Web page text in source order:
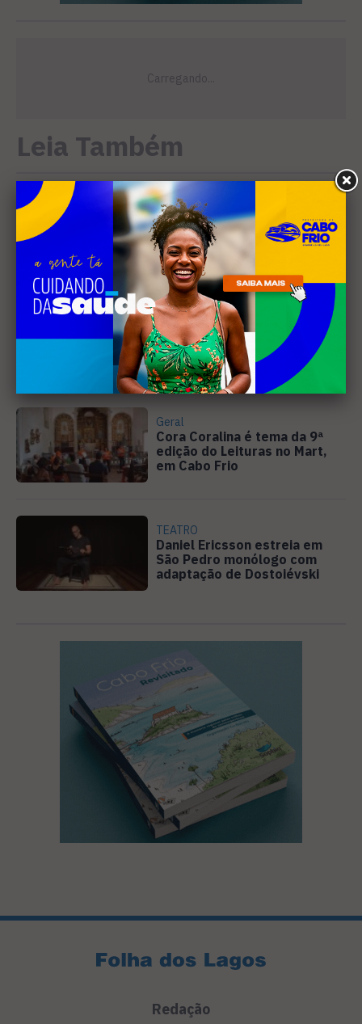
Leia Também
EVENTOS
Cabo Frio recebe 20ª edição
do Diveneta Moto Fest neste
fim de semana
CINEMA
Curta-metragem gravado em
Búzios é selecionado para o
Festival de Cinema de
Campos
Geral
Cora Coralina é tema da 9ª
edição do Leituras no Mart,
em Cabo Frio
TEATRO
Daniel Ericsson estreia em
São Pedro monólogo com
adaptação de Dostoiévski
Redação